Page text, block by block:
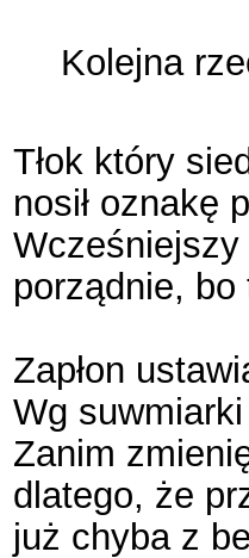
Kolejna
Tłok który
nosił oznakę
Wcześniejszy
porządnie, bo
Zapłon
Wg
Zanim
dlatego, że
już chyba z